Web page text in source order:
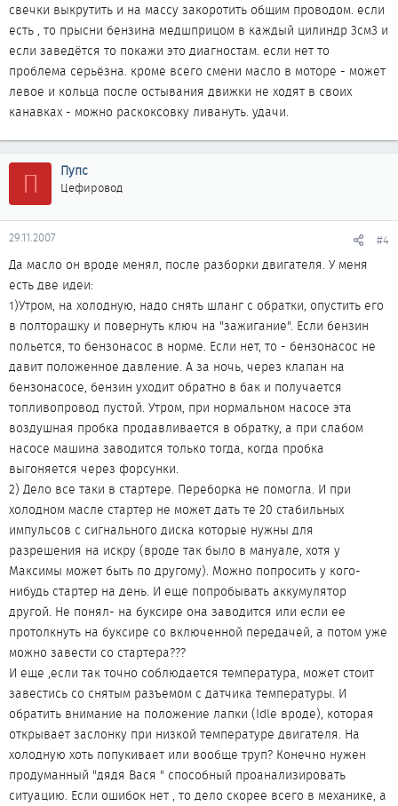
свечки выкрутить и на массу закоротить общим проводом. если
есть , то прысни бензина медшприцом в каждый цилиндр 3см3 и
если заведётся то покажи это диагностам. если нет то
проблема серьёзна. кроме всего смени масло в моторе - может
левое и кольца после остывания движки не ходят в своих
канавках - можно раскоксовку ливануть. удачи.
П Пупс
Цефировод
29.11.2007 #4
Да масло он вроде менял, после разборки двигателя. У меня
есть две идеи:
1)Утром, на холодную, надо снять шланг с обратки, опустить его
в полторашку и повернуть ключ на "зажигание". Если бензин
польется, то бензонасос в норме. Если нет, то - бензонасос не
давит положенное давление. А за ночь, через клапан на
бензонасосе, бензин уходит обратно в бак и получается
топливопровод пустой. Утром, при нормальном насосе эта
воздушная пробка продавливается в обратку, а при слабом
насосе машина заводится только тогда, когда пробка
выгоняется через форсунки.
2) Дело все таки в стартере. Переборка не помогла. И при
холодном масле стартер не может дать те 20 стабильных
импульсов с сигнального диска которые нужны для
разрешения на искру (вроде так было в мануале, хотя у
Максимы может быть по другому). Можно попросить у кого-
нибудь стартер на день. И еще попробывать аккумулятор
другой. Не понял- на буксире она заводится или если ее
протолкнуть на буксире со включенной передачей, а потом уже
можно завести со стартера???
И еще ,если так точно соблюдается температура, может стоит
завестись со снятым разъемом с датчика температуры. И
обратить внимание на положение лапки (Idle вроде), которая
открывает заслонку при низкой температуре двигателя. На
холодную хоть попукивает или вообще труп? Конечно нужен
продуманный "дядя Вася " способный проанализировать
ситуацию. Если ошибок нет , то дело скорее всего в механике, а